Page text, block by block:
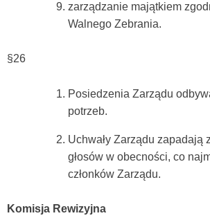
zarządzanie majątkiem
Walnego Zebrania.
§26
Posiedzenia Zarządu
potrzeb.
Uchwały Zarządu zapadają
głosów w obecności, co
członków Zarządu.
Komisja Rewizyjna